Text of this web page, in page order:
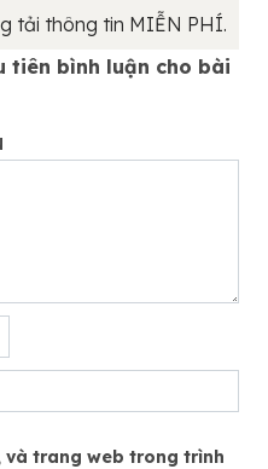
tải thông tin MIỄN PHÍ.
tiên bình luận cho bài
và trang web trong trình